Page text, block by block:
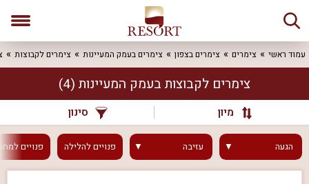
עמוד ראשי צימרים צימרים בצפון צימרים בעמק המעיינות צימרים לקבוצות
צימרים לקבוצות בעמק המעיינות (4)
מיון סינון
הגעה עזיבה פנוייםלהלילה פנויים